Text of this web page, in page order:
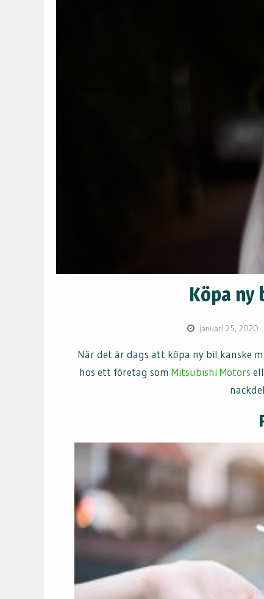
Köpa ny
januari 25, 2020
När det är dags att köpa ny bil kanske
hos ett företag som Mitsubishi Motors